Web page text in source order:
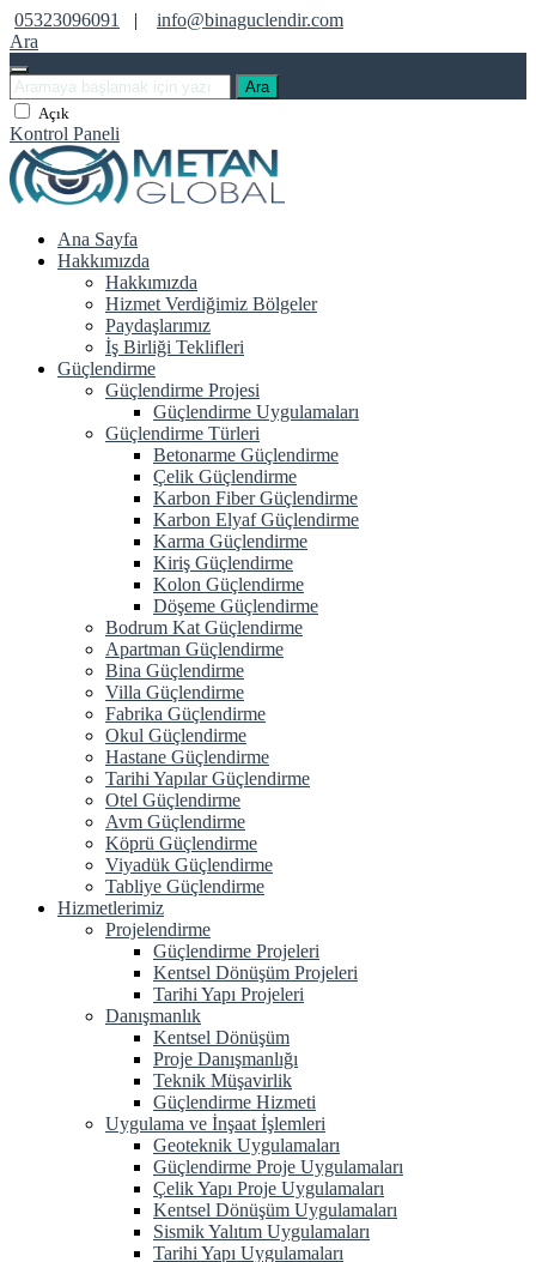
05323096091 |
info@binaguclendir.com
Ara
Ara
Açık
Kontrol Paneli
Ana Sayfa
Hakkımızda
Hakkımızda
Hizmet Verdiğimiz Bölgeler
Paydaşlarımız
İş Birliği Teklifleri
Güçlendirme
Güçlendirme Projesi
Güçlendirme Uygulamaları
Güçlendirme Türleri
Betonarme Güçlendirme
Çelik Güçlendirme
Karbon Fiber Güçlendirme
Karbon Elyaf Güçlendirme
Karma Güçlendirme
Kiriş Güçlendirme
Kolon Güçlendirme
Döşeme Güçlendirme
Bodrum Kat Güçlendirme
Apartman Güçlendirme
Bina Güçlendirme
Villa Güçlendirme
Fabrika Güçlendirme
Okul Güçlendirme
Hastane Güçlendirme
Tarihi Yapılar Güçlendirme
Otel Güçlendirme
Avm Güçlendirme
Köprü Güçlendirme
Viyadük Güçlendirme
Tabliye Güçlendirme
Hizmetlerimiz
Projelendirme
Güçlendirme Projeleri
Kentsel Dönüşüm Projeleri
Tarihi Yapı Projeleri
Danışmanlık
Kentsel Dönüşüm
Proje Danışmanlığı
Teknik Müşavirlik
Güçlendirme Hizmeti
Uygulama ve İnşaat İşlemleri
Geoteknik Uygulamaları
Güçlendirme Proje Uygulamaları
Çelik Yapı Proje Uygulamaları
Kentsel Dönüşüm Uygulamaları
Sismik Yalıtım Uygulamaları
Tarihi Yapı Uygulamaları